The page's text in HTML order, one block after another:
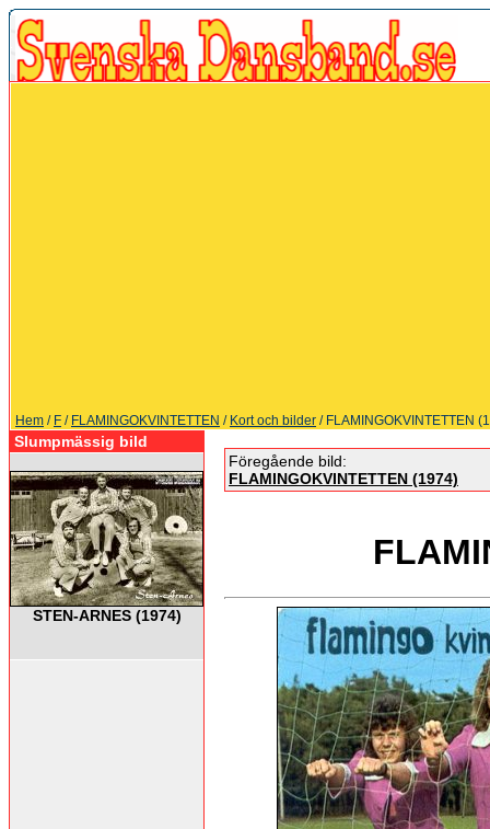
Hem / F / FLAMINGOKVINTETTEN / Kort och bilder / FLAMINGOKVINTETTEN
Slumpmässig bild
STEN-ARNES (1974)
Föregående bild:
FLAMINGOKVINTETTEN (1974)